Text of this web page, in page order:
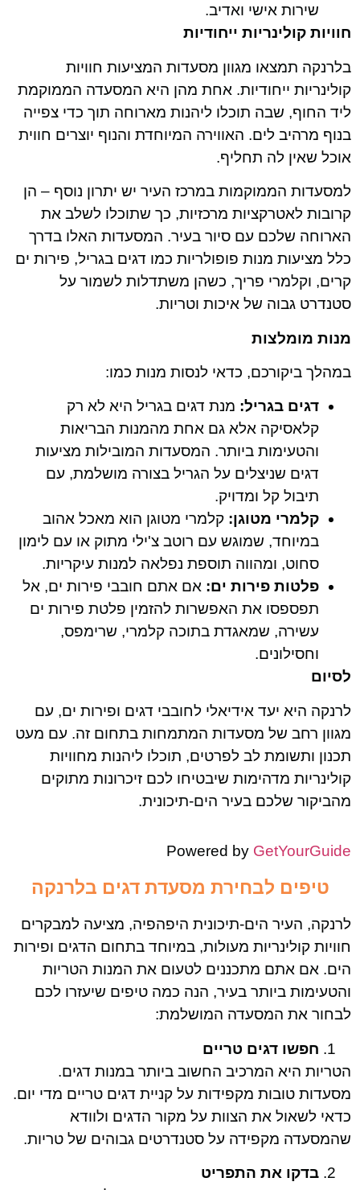
שירות אישי ואדיב.
חוויות קולינריות ייחודיות
בלרנקה תמצאו מגוון מסעדות המציעות חוויות
קולינריות ייחודיות. אחת מהן היא המסעדה הממוקמת
ליד החוף, שבה תוכלו ליהנות מארוחה תוך כדי צפייה
בנוף מרהיב לים. האווירה המיוחדת והנוף יוצרים חווית
אוכל שאין לה תחליף.
למסעדות הממוקמות במרכז העיר יש יתרון נוסף – הן
קרובות לאטרקציות מרכזיות, כך שתוכלו לשלב את
הארוחה שלכם עם סיור בעיר. המסעדות האלו בדרך
כלל מציעות מנות פופולריות כמו דגים בגריל, פירות ים
קרים, וקלמרי פריך, כשהן משתדלות לשמור על
סטנדרט גבוה של איכות וטריות.
מנות מומלצות
במהלך ביקורכם, כדאי לנסות מנות כמו:
דגים בגריל: מנת דגים בגריל היא לא רק
קלאסיקה אלא גם אחת מהמנות הבריאות
והטעימות ביותר. המסעדות המובילות מציעות
דגים שניצלים על הגריל בצורה מושלמת, עם
תיבול קל ומדויק.
קלמרי מטוגן: קלמרי מטוגן הוא מאכל אהוב
במיוחד, שמוגש עם רוטב צ'ילי מתוק או עם לימון
סחוט, ומהווה תוספת נפלאה למנות עיקריות.
פלטות פירות ים: אם אתם חובבי פירות ים, אל
תפספסו את האפשרות להזמין פלטת פירות ים
עשירה, שמאגדת בתוכה קלמרי, שרימפס,
וחסילונים.
לסיום
לרנקה היא יעד אידיאלי לחובבי דגים ופירות ים, עם
מגוון רחב של מסעדות המתמחות בתחום זה. עם מעט
תכנון ותשומת לב לפרטים, תוכלו ליהנות מחוויות
קולינריות מדהימות שיבטיחו לכם זיכרונות מתוקים
מהביקור שלכם בעיר הים-תיכונית.
Powered by GetYourGuide
טיפים לבחירת מסעדת דגים בלרנקה
לרנקה, העיר הים-תיכונית היפהפיה, מציעה למבקרים
חוויות קולינריות מעולות, במיוחד בתחום הדגים ופירות
הים. אם אתם מתכננים לטעום את המנות הטריות
והטעימות ביותר בעיר, הנה כמה טיפים שיעזרו לכם
לבחור את המסעדה המושלמת:
חפשו דגים טריים
הטריות היא המרכיב החשוב ביותר במנות דגים.
מסעדות טובות מקפידות על קניית דגים טריים מדי יום.
כדאי לשאול את הצוות על מקור הדגים ולוודא
שהמסעדה מקפידה על סטנדרטים גבוהים של טריות.
בדקו את התפריט